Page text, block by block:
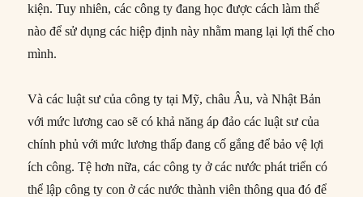
kiện. Tuy nhiên, các công ty đang học được cách làm thế
nào để sử dụng các hiệp định này nhằm mang lại lợi thế cho
mình.
Và các luật sư của công ty tại Mỹ, châu Âu, và Nhật Bản
với mức lương cao sẽ có khả năng áp đảo các luật sư của
chính phủ với mức lương thấp đang cố gắng để bảo vệ lợi
ích công. Tệ hơn nữa, các công ty ở các nước phát triển có
thể lập công ty con ở các nước thành viên thông qua đó để